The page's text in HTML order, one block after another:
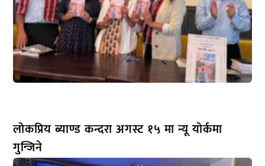
लोकप्रिय ब्याण्ड कन्दरा अगस्ट १५ मा न्यू योर्कमा
गुन्जिने